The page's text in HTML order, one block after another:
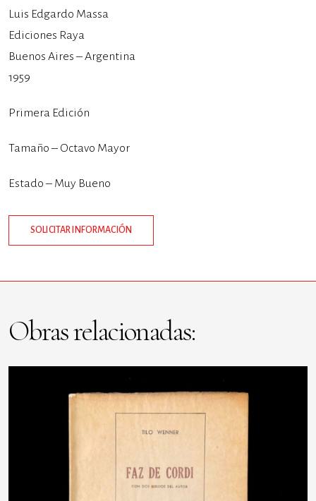
Luis Edgardo Massa
Ediciones Raya
Buenos Aires – Argentina
1959
Primera Edición
Tamaño – Octavo Mayor
Estado – Muy Bueno
SOLICITAR INFORMACIÓN
Obras relacionadas: